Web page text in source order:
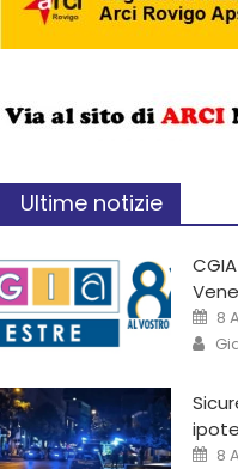
Ultime notizie
8
8